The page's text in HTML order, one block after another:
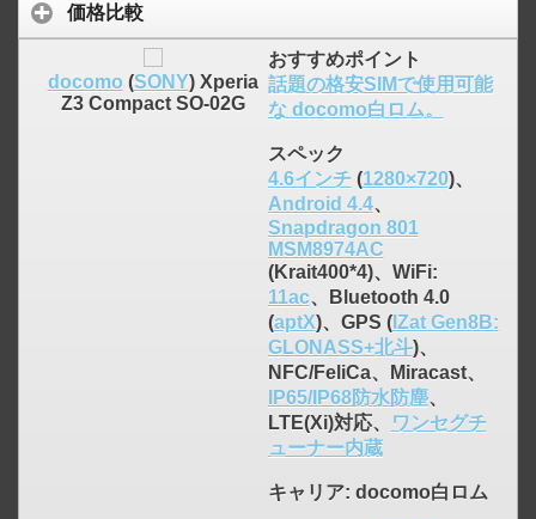
価格比較
docomo (SONY) Xperia
Z3 Compact SO-02G
おすすめポイント
話題の格安SIMで使用可能
な docomo白ロム。
スペック
4.6インチ(1280×720)、
Android 4.4、
Snapdragon 801
MSM8974AC
(Krait400*4)、WiFi:
11ac、Bluetooth 4.0
(aptX)、GPS (IZat Gen8B:
GLONASS+北斗)、
NFC/FeliCa、Miracast、
IP65/IP68防水防塵、
LTE(Xi)対応、
ワンセグチ
ューナー内蔵
キャリア: docomo白ロム
click to expand contents